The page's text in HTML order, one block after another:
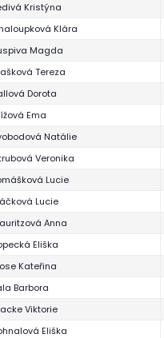
Kristýna
Klára
Magda
Tereza
Dorota
Ema
Natálie
Veronika
Lucie
Lucie
Anna
Eliška
Kateřina
Barbora
Viktorie
Eliška